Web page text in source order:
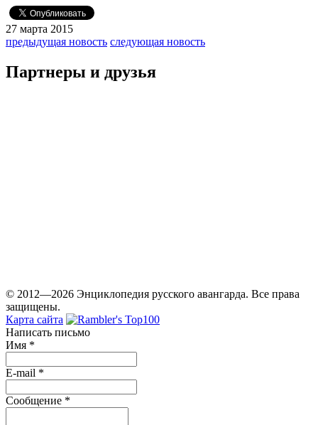
27 марта 2015
предыдущая новость следующая новость
Партнеры и друзья
© 2012—2026 Энциклопедия русского авангарда. Все права
защищены.
Карта сайта
Написать письмо
Имя *
E-mail *
Сообщение *